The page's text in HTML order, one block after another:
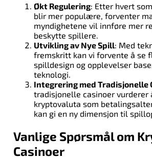
Økt Regulering: Etter hvert
blir mer populære, forventer
myndighetene vil innføre mer
beskytte spillere.
Utvikling av Nye Spill: Med
fremskritt kan vi forvente å se
spilldesign og opplevelser
teknologi.
Integrering med Tradisjonelle
tradisjonelle casinoer vurderer
kryptovaluta som
kan gi en ny dimensjon til
Vanlige Spørsmål om
Casinoer